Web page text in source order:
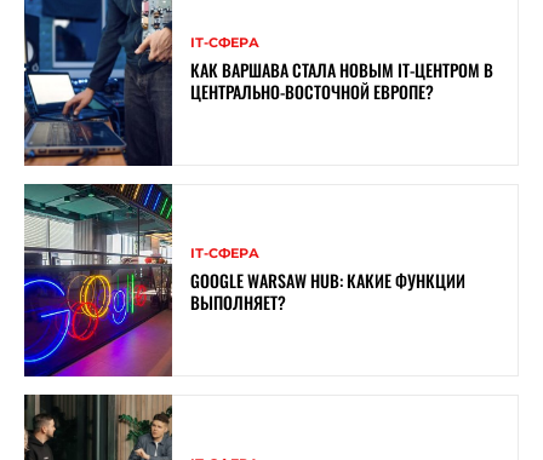
ІТ-СФЕРА
КАК ВАРШАВА СТАЛА НОВЫМ IT-ЦЕНТРОМ В
ЦЕНТРАЛЬНО-ВОСТОЧНОЙ ЕВРОПЕ?
ІТ-СФЕРА
GOOGLE WARSAW HUB: КАКИЕ ФУНКЦИИ
ВЫПОЛНЯЕТ?